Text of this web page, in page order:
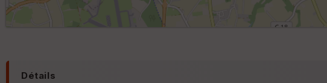
Détails